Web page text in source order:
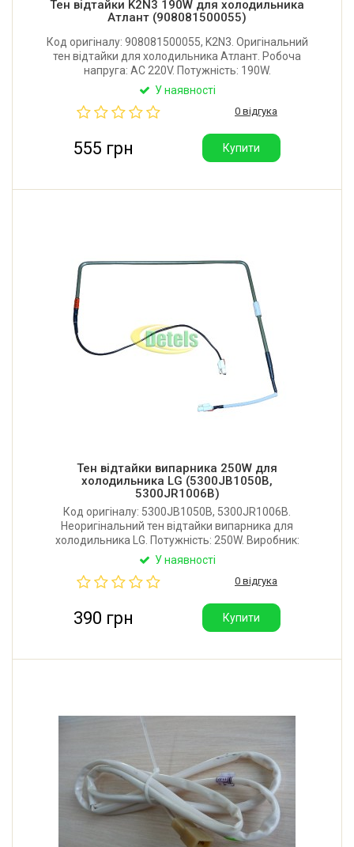
Тен відтайки K2N3 190W для холодильника
Атлант (908081500055)
Код оригіналу: 908081500055, K2N3. Оригінальний
тен відтайки для холодильника Атлант. Робоча
напруга: AC 220V. Потужність: 190W.
У наявності
0 відгука
555 грн Купити
Тен відтайки випарника 250W для
холодильника LG (5300JB1050B,
5300JR1006B)
Код оригіналу: 5300JB1050B, 5300JR1006B.
Неоригінальний тен відтайки випарника для
холодильника LG. Потужність: 250W. Виробник:
Китай. Гарна якість.
У наявності
0 відгука
390 грн Купити